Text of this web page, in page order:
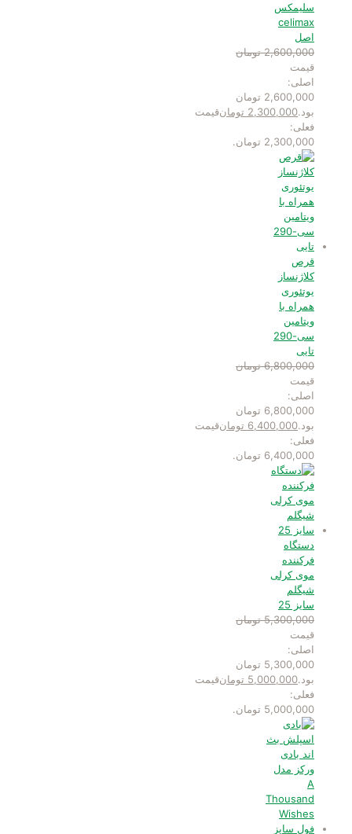
سلیمکس
celimax
اصل
2,600,000 تومان
قیمت
اصلی:
2,600,000 تومان
بود.2,300,000 تومانقیمت
فعلی:
2,300,000 تومان.
قرص
کلاژنساز
یوتئوری
همراه با
ویتامین
سی-290
تایی
6,800,000 تومان
قیمت
اصلی:
6,800,000 تومان
بود.6,400,000 تومانقیمت
فعلی:
6,400,000 تومان.
دستگاه
فرکننده
موی کرلی
شیگلم
سایز 25
5,300,000 تومان
قیمت
اصلی:
5,300,000 تومان
بود.5,000,000 تومانقیمت
فعلی:
5,000,000 تومان.